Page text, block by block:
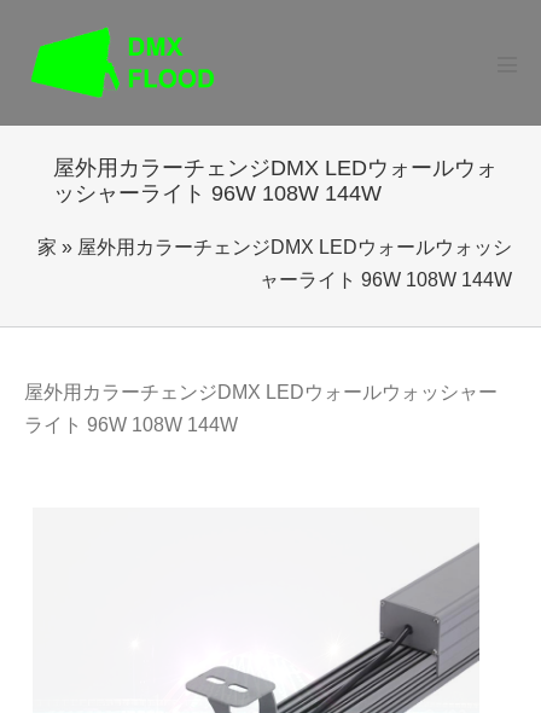
ュ
屋外用カラーチェンジDMX LEDウォールウォ
ッシャーライト 96W 108W 144W
家 » 屋外用カラーチェンジDMX LEDウォールウォッシ
ャーライト 96W 108W 144W
屋外用カラーチェンジDMX LEDウォールウォッシャー
ライト 96W 108W 144W